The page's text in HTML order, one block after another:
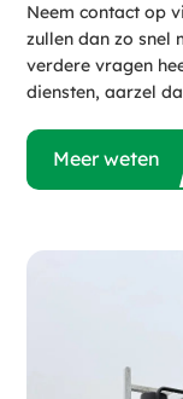
Neem contact op
zullen dan zo snel
verdere vragen
diensten, aarzel
Meer weten